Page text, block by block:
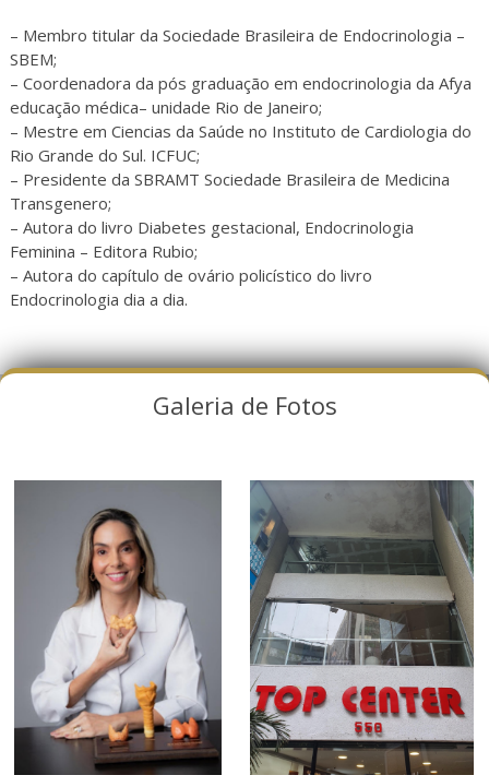
– Membro titular da Sociedade Brasileira de Endocrinologia –
SBEM;
– Coordenadora da pós graduação em endocrinologia da Afya
educação médica– unidade Rio de Janeiro;
– Mestre em Ciencias da Saúde no Instituto de Cardiologia do
Rio Grande do Sul. ICFUC;
– Presidente da SBRAMT Sociedade Brasileira de Medicina
Transgenero;
– Autora do livro Diabetes gestacional, Endocrinologia
Feminina – Editora Rubio;
– Autora do capítulo de ovário policístico do livro
Endocrinologia dia a dia.
Galeria de Fotos